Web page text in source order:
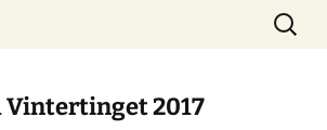
hemsida
Sök
efter:
2017